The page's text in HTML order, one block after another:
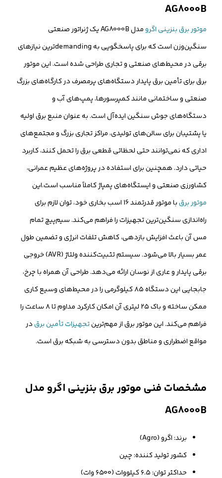
AG8000B
موتور برق بنزینی اگرو
مدل AG8000B یک ژنراتور صنعتی
سنگین‌وزن است که برای پاسخگویی به demandingترین نیازهای
برقی در محیط‌های صنعتی و تجاری طراحی شده است. این موتور
برق برای تأمین برق پایدار دستگاه‌های پرمصرف در کارگاه‌های بزرگ
صنعتی و ساختمانی مانند کمپرسورها، پمپ‌های آب و
دستگاه‌های جوش سنگین ایده‌آل است. به عنوان منبع برق اولیه
یا پشتیبان برای سالن‌های تولیدی، مراکز تجاری بزرگ و مجتمع‌های
اداری که نمی‌توانند حتی لحظاتی قطعی برق را تحمل کنند، کاربرد
حیاتی دارد. همچنین برای استفاده در پروژه‌های عظیم عمرانی،
کشاورزی صنعتی و ایستگاه‌های پمپاژ کاملاً مناسب است.این
موتور برق
با موتور قدرتمند 16 اسب بخاری خود، توان لازم برای
راه‌اندازی سنگین‌ترین تجهیزات را فراهم می‌کند. سیم‌پیچ تمام
مس آن باعث افزایش بازدهی، کاهش تلفات انرژی و تضمین طول
عمر بسیار بالا می‌شود. سیستم تثبیت‌کننده ولتاژ (AVR) خروجی
برقی پایدار و عاری از نوسان ارائه می‌دهد. طراحی آن همراه با چرخ،
جابجایی این دستگاه ۸۵ کیلوگرمی را در محیط‌های وسیع کاری
ممکن ساخته و باک ۲۵ لیتری آن امکان کارکرد مداوم تا ۸ ساعت را
فراهم می‌کند. این موتور برق از مهم‌ترینتجهیزات تأمین برقدر
مواقع اضطراری و مناطق بدون دسترسی به شبکه برق است.
مشخصات فنی موتور برق بنزینی اگرو مدل
AG8000B
برند: اگرو (Agro)
کشور تولید کننده: چین
حداکثر توان: ۶.۵ کیلووات (۶۵۰۰ وات)